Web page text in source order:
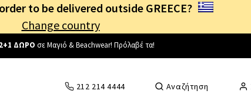
to be delivered outside GREECE?
Change country
από25€! Συνδέσου κι επωφελήσου
212 214 4444 Αναζήτηση